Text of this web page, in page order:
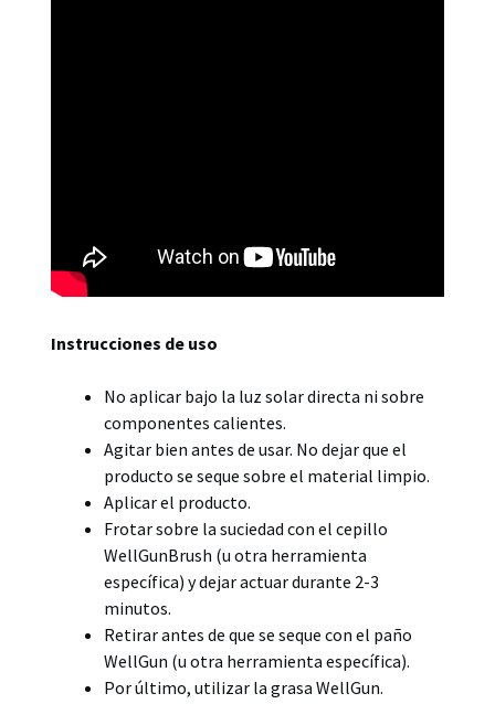
Instrucciones de uso
No aplicar bajo la luz solar directa ni sobre
componentes calientes.
Agitar bien antes de usar. No dejar que el
producto se seque sobre el material limpio.
Aplicar el producto.
Frotar sobre la suciedad con el cepillo
WellGunBrush (u otra herramienta
específica) y dejar actuar durante 2-3
minutos.
Retirar antes de que se seque con el paño
WellGun (u otra herramienta específica).
Por último, utilizar la grasa WellGun.